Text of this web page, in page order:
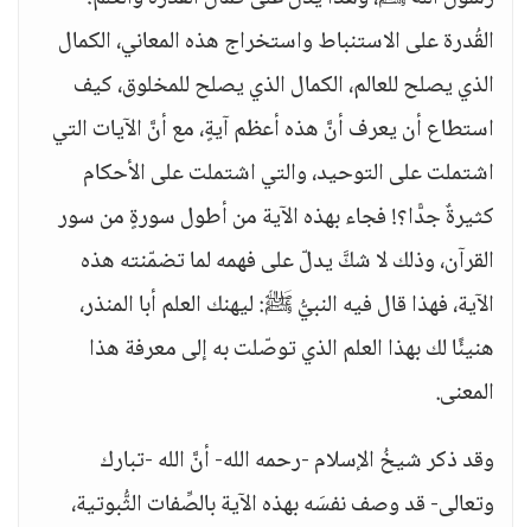
القُدرة على الاستنباط واستخراج هذه المعاني، الكمال
الذي يصلح للعالم، الكمال الذي يصلح للمخلوق، كيف
استطاع أن يعرف أنَّ هذه أعظم آيةٍ، مع أنَّ الآيات التي
اشتملت على التوحيد، والتي اشتملت على الأحكام
كثيرةٌ جدًّا؟! فجاء بهذه الآية من أطول سورةٍ من سور
القرآن، وذلك لا شكَّ يدلّ على فهمه لما تضمّنته هذه
الآية، فهذا قال فيه النبيُّ ﷺ: ليهنك العلم أبا المنذر،
هنيئًا لك بهذا العلم الذي توصّلت به إلى معرفة هذا
المعنى.
وقد ذكر شيخُ الإسلام -رحمه الله- أنَّ الله -تبارك
وتعالى- قد وصف نفسَه بهذه الآية بالصِّفات الثُّبوتية،